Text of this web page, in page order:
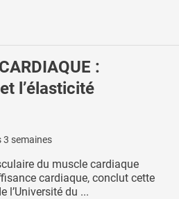
:
l’élasticité
3 semaines
du muscle cardiaque
cardiaque, conclut cette
l’Université du ...